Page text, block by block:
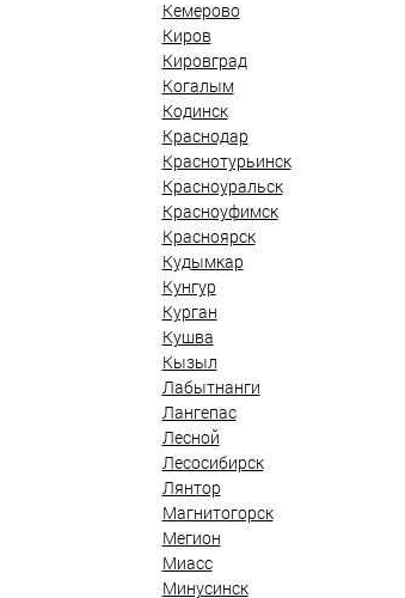
Кемерово
Киров
Кировград
Когалым
Кодинск
Краснодар
Краснотурьинск
Красноуральск
Красноуфимск
Красноярск
Кудымкар
Кунгур
Курган
Кушва
Кызыл
Лабытнанги
Лангепас
Лесной
Лесосибирск
Лянтор
Магнитогорск
Мегион
Миасс
Минусинск